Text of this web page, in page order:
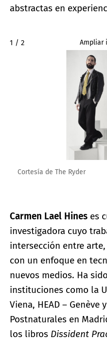
abstractas en
2 / 2 Ampliar
Cortesía de The Ryder
Carmen Lael Hines es
investigadora cuyo
intersección entre
con un enfoque en
nuevos medios. Ha
instituciones como la
Viena, HEAD –
Postnaturales en
los libros Dissident